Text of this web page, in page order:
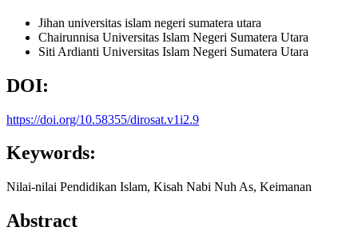
Jihan universitas islam negeri sumatera utara
Chairunnisa Universitas Islam Negeri Sumatera Utara
Siti Ardianti Universitas Islam Negeri Sumatera Utara
DOI:
https://doi.org/10.58355/dirosat.v1i2.9
Keywords:
Nilai-nilai Pendidikan Islam, Kisah Nabi Nuh As, Keimanan
Abstract